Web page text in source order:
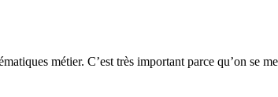
métier. C’est très important parce qu’on se